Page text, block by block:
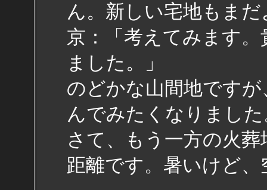
ん。新しい宅地もま
京：「考えてみます
ました。」
のどかな山間地です
んでみたくなりました
さて、もう一方の火
距離です。暑いけど